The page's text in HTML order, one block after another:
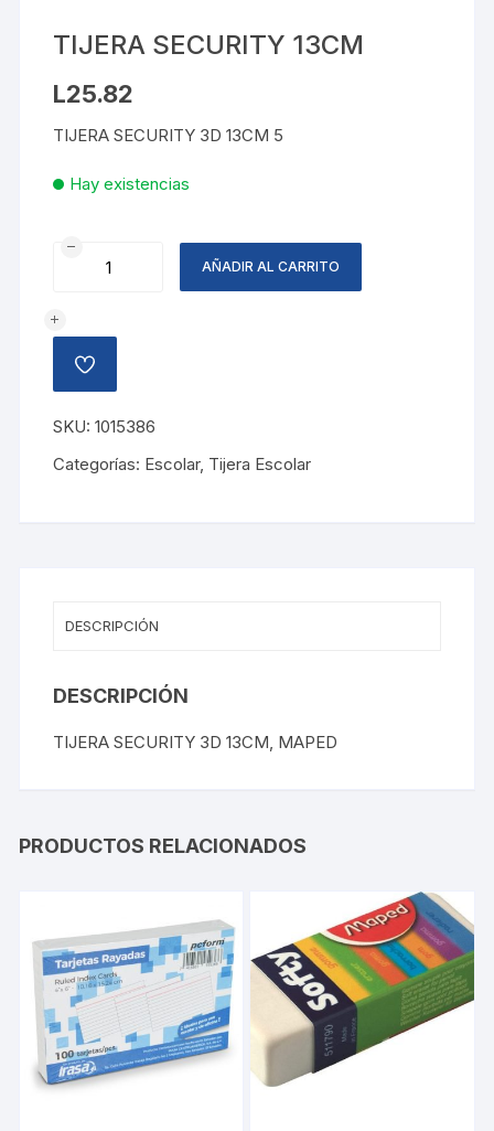
TIJERA SECURITY 13CM
L25.82
TIJERA SECURITY 3D 13CM 5
Hay existencias
TIJERA
SECURITY
cantidad
AÑADIR AL CARRITO
AÑADIR
A
LISTA
DE
DESEOS
SKU:1015386
Categorías: Escolar, Tijera Escolar
DESCRIPCIÓN
DESCRIPCIÓN
TIJERA SECURITY 3D 13CM, MAPED
PRODUCTOS RELACIONADOS